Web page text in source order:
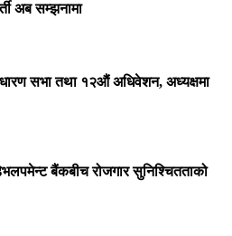
अब सम्झनामा
सभा तथा १२औं अधिवेशन, अध्यक्षमा
बैंकबीच रोजगार सुनिश्चितताको